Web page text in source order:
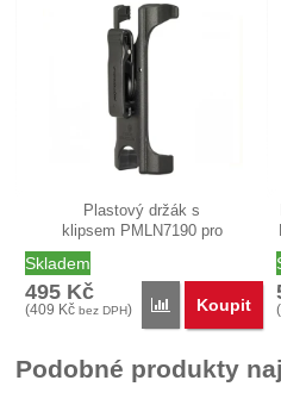
Plastový držák s
klipsem PMLN7190 pro
profesionální radiostanice…
Skladem
495 Kč
(409 Kč bez DPH) Porovnat
Koupit (
Podobné produkty